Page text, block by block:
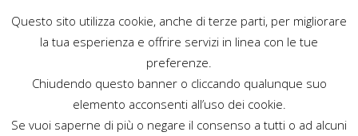
Questo sito utilizza cookie, anche di terze parti, per migliorare
la tua esperienza e offrire servizi in linea con le tue
preferenze.
Chiudendo questo banner o cliccando qualunque suo
elemento acconsenti all’uso dei cookie.
Se vuoi saperne di più o negare il consenso a tutti o ad alcuni